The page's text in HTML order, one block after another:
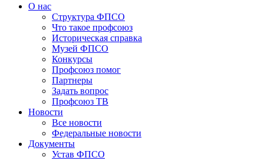
О нас
Структура ФПСО
Что такое профсоюз
Историческая справка
Музей ФПСО
Конкурсы
Профсоюз помог
Партнеры
Задать вопрос
Профсоюз ТВ
Новости
Все новости
Федеральные новости
Документы
Устав ФПСО